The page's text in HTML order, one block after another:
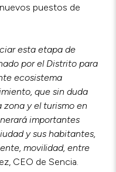
puestos de
esta etapa de
por el Distrito para
ecosistema
que sin duda
y el turismo en
importantes
y sus habitantes,
movilidad, entre
CEO de Sencia.